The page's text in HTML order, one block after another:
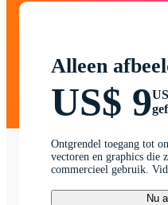
Alleen
US$ 9
Ontgrendel toegang tot
vectoren en graphics die
commercieel gebruik.
Nu